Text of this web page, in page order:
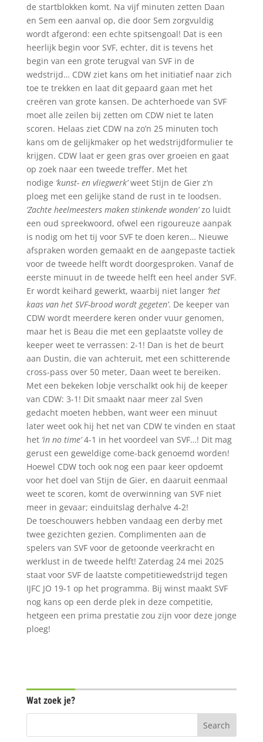
de startblokken komt. Na vijf minuten zetten Daan
en Sem een aanval op, die door Sem zorgvuldig
wordt afgerond: een echte spitsengoal! Dat is een
heerlijk begin voor SVF, echter, dit is tevens het
begin van een grote terugval van SVF in de
wedstrijd… CDW ziet kans om het initiatief naar zich
toe te trekken en laat dit gepaard gaan met het
creëren van grote kansen. De achterhoede van SVF
moet alle zeilen bij zetten om CDW niet te laten
scoren. Helaas ziet CDW na zo’n 25 minuten toch
kans om de gelijkmaker op het wedstrijdformulier te
krijgen. CDW laat er geen gras over groeien en gaat
op zoek naar een tweede treffer. Met het
nodige ‘kunst- en vliegwerk’weet Stijn de Gier z’n
ploeg met een gelijke stand de rust in te loodsen.
‘Zachte heelmeesters maken stinkende wonden’zo luidt
een oud spreekwoord, ofwel een rigoureuze aanpak
is nodig om het tij voor SVF te doen keren… Nieuwe
afspraken worden gemaakt en de aangepaste tactiek
voor de tweede helft wordt doorgesproken. Vanaf de
eerste minuut in de tweede helft een heel ander SVF.
Er wordt keihard gewerkt, waarbij niet langer ‘het
kaas van het SVF-brood wordt gegeten’. De keeper van
CDW wordt meerdere keren onder vuur genomen,
maar het is Beau die met een geplaatste volley de
keeper weet te verrassen: 2-1! Dan is het de beurt
aan Dustin, die van achteruit, met een schitterende
cross-pass over 50 meter, Daan weet te bereiken.
Met een bekeken lobje verschalkt ook hij de keeper
van CDW: 3-1! Dit smaakt naar meer zal Sven
gedacht moeten hebben, want weer een minuut
later weet ook hij het net van CDW te vinden en staat
het ‘in no time’4-1 in het voordeel van SVF…! Dit mag
gerust een geweldige come-back genoemd worden!
Hoewel CDW toch ook nog een paar keer opdoemt
voor het doel van Stijn de Gier, en daaruit eenmaal
weet te scoren, komt de overwinning van SVF niet
meer in gevaar; einduitslag derhalve 4-2!
De toeschouwers hebben vandaag een derby met
twee gezichten gezien. Complimenten aan de
spelers van SVF voor de getoonde veerkracht en
werklust in de tweede helft! Zaterdag 24 mei 2025
staat voor SVF de laatste competitiewedstrijd tegen
IJFC JO 19-1 op het programma. Bij winst maakt SVF
nog kans op een derde plek in deze competitie,
hetgeen een prima prestatie zou zijn voor deze jonge
ploeg!
Wat zoek je?